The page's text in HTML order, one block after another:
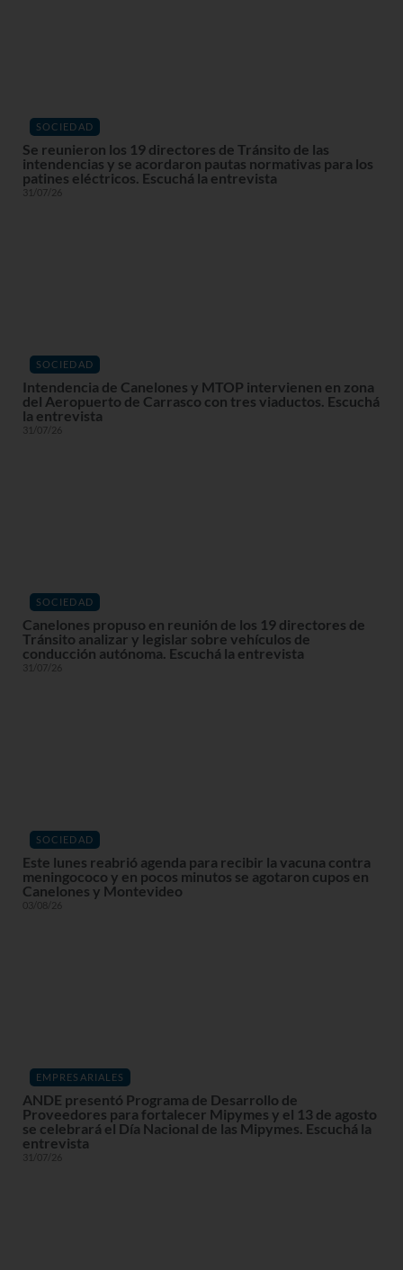
SOCIEDAD
Se reunieron los 19 directores de Tránsito de las
intendencias y se acordaron pautas normativas para los
patines eléctricos. Escuchá la entrevista
31/07/26
SOCIEDAD
Intendencia de Canelones y MTOP intervienen en zona
del Aeropuerto de Carrasco con tres viaductos. Escuchá
la entrevista
31/07/26
SOCIEDAD
Canelones propuso en reunión de los 19 directores de
Tránsito analizar y legislar sobre vehículos de
conducción autónoma. Escuchá la entrevista
31/07/26
SOCIEDAD
Este lunes reabrió agenda para recibir la vacuna contra
meningococo y en pocos minutos se agotaron cupos en
Canelones y Montevideo
03/08/26
EMPRESARIALES
ANDE presentó Programa de Desarrollo de
Proveedores para fortalecer Mipymes y el 13 de agosto
se celebrará el Día Nacional de las Mipymes. Escuchá la
entrevista
31/07/26